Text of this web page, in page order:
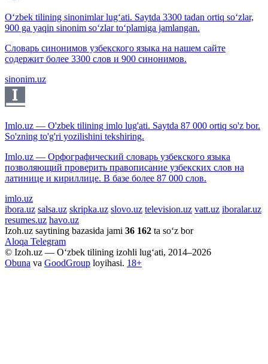
O‘zbek tilining sinonimlar lug‘ati. Saytda 3300 tadan ortiq so‘zlar,
900 ga yaqin sinonim so‘zlar to‘plamiga jamlangan.
Словарь синонимов узбекского языка на нашем сайте
содержит более 3300 слов и 900 синонимов.
sinonim.uz
Imlo.uz — O'zbek tilining imlo lug'ati. Saytda 87 000 ortiq so'z bor.
So'zning to'g'ri yozilishini tekshiring.
Imlo.uz — Орфографический словарь узбекского языка
позволяющий проверить правописание узбекских слов на
латинице и кириллице. В базе более 87 000 слов.
imlo.uz
ibora.uz salsa.uz skripka.uz slovo.uz television.uz vatt.uz iboralar.uz
resumes.uz havo.uz
Izoh.uz saytining bazasida jami 36 162 ta so‘z bor
Aloqa Telegram
© Izoh.uz — O‘zbek tilining izohli lug‘ati, 2014–2026
Obuna va GoodGroup loyihasi. 18+